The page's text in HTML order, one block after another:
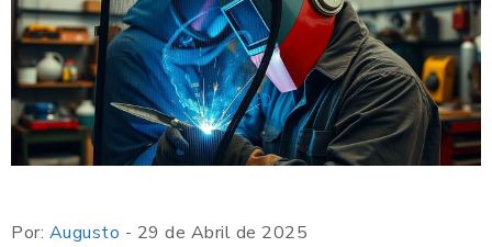
Por: Augusto - 29 de Abril de 2025